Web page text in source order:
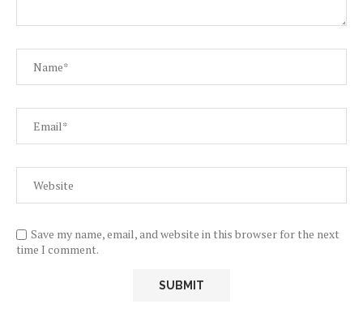
Save my name, email, and website in this browser for the next
time I comment.